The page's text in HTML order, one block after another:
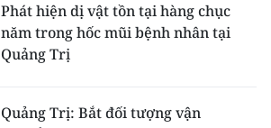
Phát hiện dị vật tồn tại hàng chục
năm trong hốc mũi bệnh nhân tại
Quảng Trị
Quảng Trị: Bắt đối tượng vận